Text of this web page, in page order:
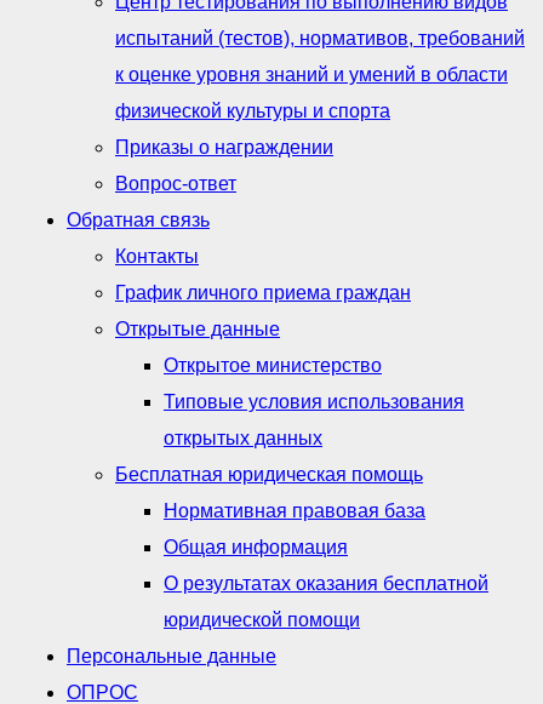
испытаний (тестов), нормативов, требований
к оценке уровня знаний и умений в области
физической культуры и спорта
Приказы о награждении
Вопрос-ответ
Обратная связь
Контакты
График личного приема граждан
Открытые данные
Открытое министерство
Типовые условия использования
открытых данных
Бесплатная юридическая помощь
Нормативная правовая база
Общая информация
О результатах оказания бесплатной
юридической помощи
Персональные данные
ОПРОС